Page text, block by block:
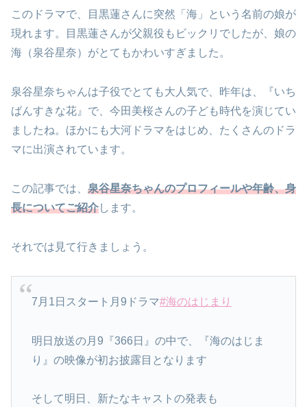
このドラマで、目黒蓮さんに突然「海」という名前の娘が
現れます。目黒蓮さんが父親役もビックリでしたが、娘の
海（泉谷星奈）がとてもかわいすぎました。
泉谷星奈ちゃんは子役でとても大人気で、昨年は、『いち
ばんすきな花』で、今田美桜さんの子ども時代を演じてい
ましたね。ほかにも大河ドラマをはじめ、たくさんのドラ
マに出演されています。
この記事では、 泉谷星奈ちゃんのプロフィールや年齢、身
長についてご紹介します。
それでは見て行きましょう。
7月1日スタート月9ドラマ#海のはじまり
明日放送の月9『366日』の中で、『海のはじま
り』の映像が初お披露目となります
そして明日、新たなキャストの発表も